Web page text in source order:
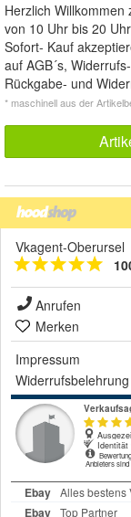
Herzlich
von 10 Uhr bis 20
Sofort- Kauf
auf AGB´s,
Rückgabe- und
* maschinell aus der
Vkagent-Oberursel
Anrufen
Merken
Impressum
Widerrufsbelehrung